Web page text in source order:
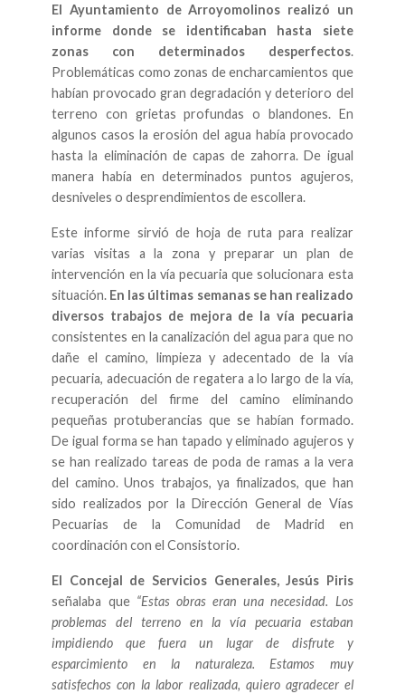
El Ayuntamiento de Arroyomolinos realizó un
informe donde se identificaban hasta siete
zonas con determinados desperfectos.
Problemáticas como zonas de encharcamientos que
habían provocado gran degradación y deterioro del
terreno con grietas profundas o blandones. En
algunos casos la erosión del agua había provocado
hasta la eliminación de capas de zahorra. De igual
manera había en determinados puntos agujeros,
desniveles o desprendimientos de escollera.
Este informe sirvió de hoja de ruta para realizar
varias visitas a la zona y preparar un plan de
intervención en la vía pecuaria que solucionara esta
situación. En las últimas semanas se han realizado
diversos trabajos de mejora de la vía pecuaria
consistentes en la canalización del agua para que no
dañe el camino, limpieza y adecentado de la vía
pecuaria, adecuación de regatera a lo largo de la vía,
recuperación del firme del camino eliminando
pequeñas protuberancias que se habían formado.
De igual forma se han tapado y eliminado agujeros y
se han realizado tareas de poda de ramas a la vera
del camino. Unos trabajos, ya finalizados, que han
sido realizados por la Dirección General de Vías
Pecuarias de la Comunidad de Madrid en
coordinación con el Consistorio.
El Concejal de Servicios Generales, Jesús Piris
señalaba que “Estas obras eran una necesidad. Los
problemas del terreno en la vía pecuaria estaban
impidiendo que fuera un lugar de disfrute y
esparcimiento en la naturaleza. Estamos muy
satisfechos con la labor realizada, quiero agradecer el